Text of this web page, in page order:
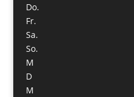
Do.
Fr.
Sa.
So.
M
D
M